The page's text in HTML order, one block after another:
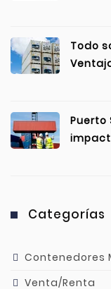
Todo
Puerto
Categorías
Contenedores
Venta/Renta